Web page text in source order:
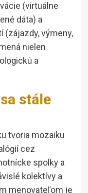
(virtuálne
dáta) a
(zájazdy, výmeny,
nielen
a
stále
tvoria mozaiku
cez
spolky a
kolektívy a
menovateľom je